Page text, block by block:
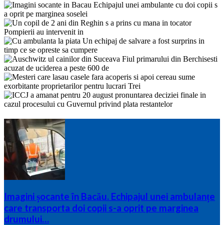
Imagini șocante în Bacău. Echipajul unei ambulanțe
care transporta doi copii s-a oprit pe marginea
drumului…